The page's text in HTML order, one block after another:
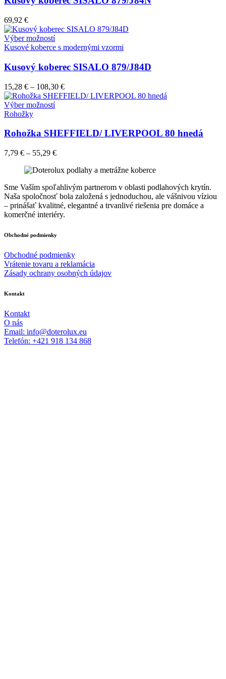
produktu.
si
môžete
vybrať
na
stránke
produktu.
69,92 €
Výber možnostíTento
produkt
viacero
variantov.
Možnosti
si
môžete
vybrať
stránke
produktu.
Kusové koberce s modernými vzormi
Kusový koberec SISALO 879/J84D
15,28 € – 108,30 €
Výber možnostíTento
viacero
Možnosti
môžete
vybrať
na
stránke
produktu.
Rohožky
Rohožka SHEFFIELD/ LIVERPOOL 80 hnedá
7,79 € – 55,29 €
Sme Vaším spoľahlivým partnerom v oblasti podlahových krytín.
Naša spoločnosť bola založená s jednoduchou, ale vášnivou víziou
– prinášať kvalitné, elegantné a trvanlivé riešenia pre domáce a
komerčné interiéry.
Obchodné podmienky
Obchodné podmienky
Vrátenie tovaru a reklamácia
Zásady ochrany osobných údajov
Kontakt
Kontakt
O nás
Email: info@doterolux.eu
Telefón: +421 918 134 868